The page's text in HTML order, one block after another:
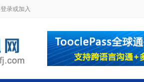
登录或加入